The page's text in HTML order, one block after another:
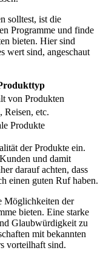
solltest, ist die
Programme und finde
bieten. Hier sind
wert sind, angeschaut
von Produkten
Reisen, ‍etc.
⁤Produkte
der Produkte ein.
‍und damit
darauf achten, dass
einen⁢ guten⁤ Ruf ​haben.
Möglichkeiten ⁤der
bieten. Eine starke‍
Glaubwürdigkeit‌ zu
⁣mit bekannten
vorteilhaft sind.